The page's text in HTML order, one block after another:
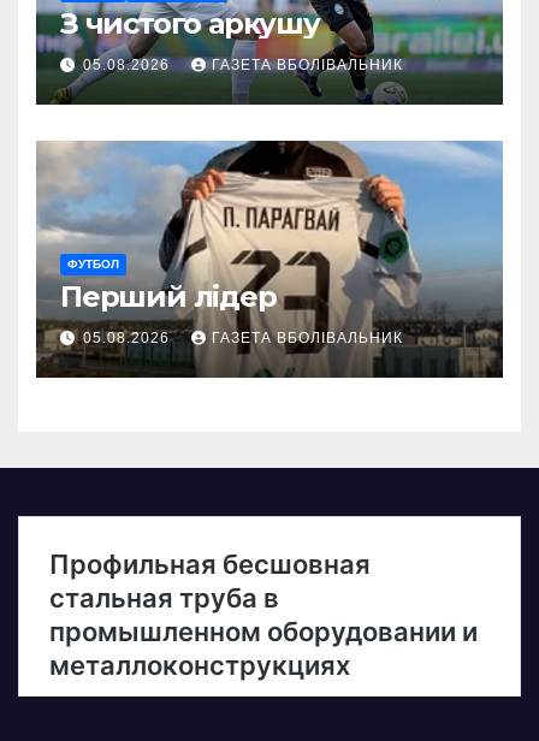
З чистого аркушу
05.08.2026 ГАЗЕТА ВБОЛІВАЛЬНИК
ФУТБОЛ
Перший лідер
05.08.2026 ГАЗЕТА ВБОЛІВАЛЬНИК